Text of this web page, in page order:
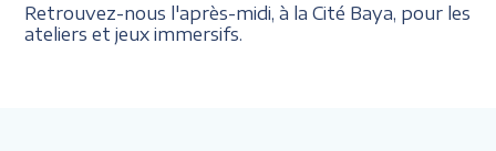
Retrouvez-nous l'après-midi, à la Cité Baya, pour les
ateliers et jeux immersifs.